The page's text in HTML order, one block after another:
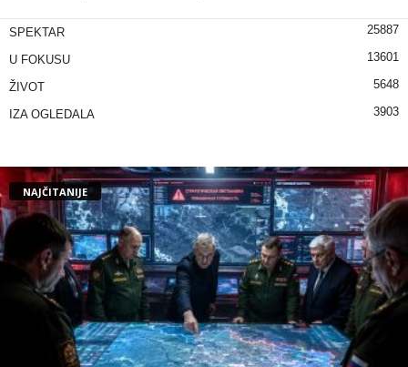
SPEKTAR 25887
U FOKUSU 13601
ŽIVOT 5648
IZA OGLEDALA 3903
NAJČITANIJE